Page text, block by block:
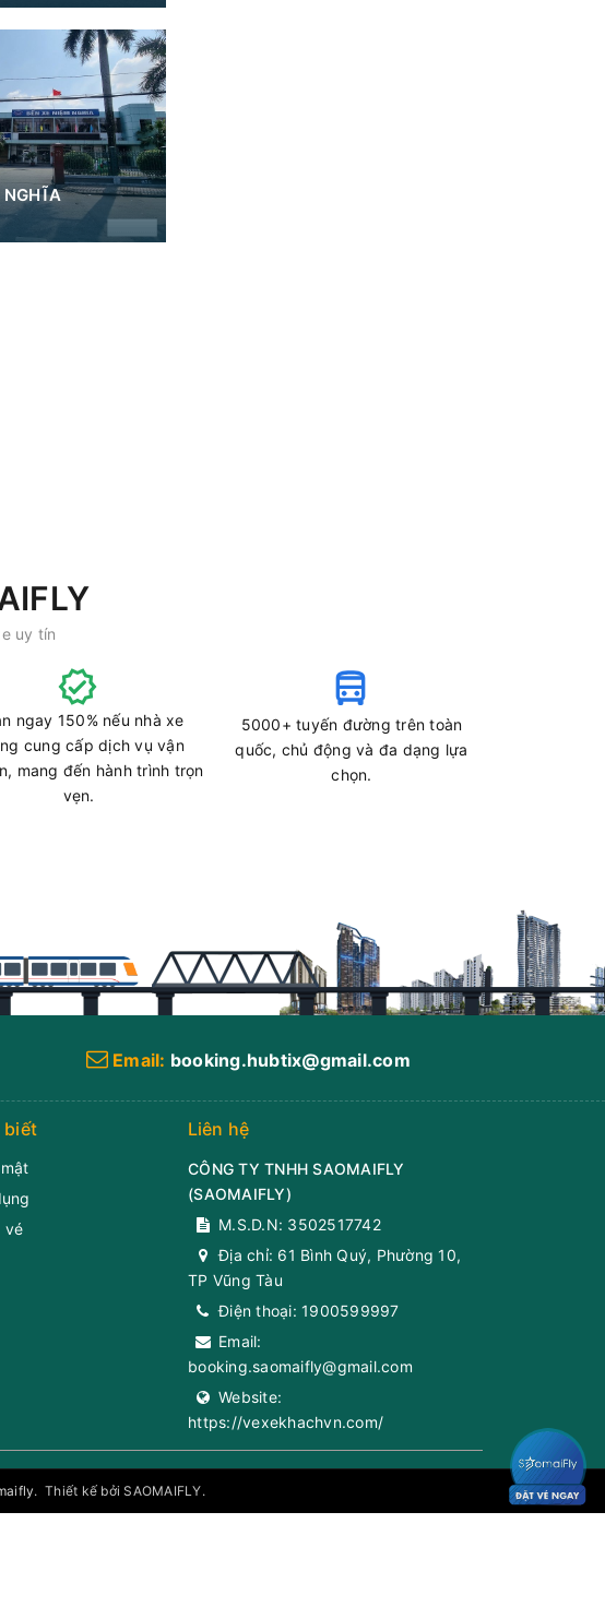
NGHĨA
uy tín
ngay 150% nếu nhà xe
cung cấp dịch vụ vận
mang đến hành trình trọn
vẹn.
5000+ tuyến đường trên toàn
quốc, chủ động và đa dạng lựa
chọn.
Email: booking.hubtix@gmail.com
biết
vé
Liên hệ
CÔNG TY TNHH SAOMAIFLY
(SAOMAIFLY)
M.S.D.N: 3502517742
Địa chỉ: 61 Bình Quý, Phường 10,
TP Vũng Tàu
Điện thoại: 1900599997
Email:
booking.saomaifly@gmail.com
Website:
https://vexekhachvn.com/
. Thiết kế bởi SAOMAIFLY.